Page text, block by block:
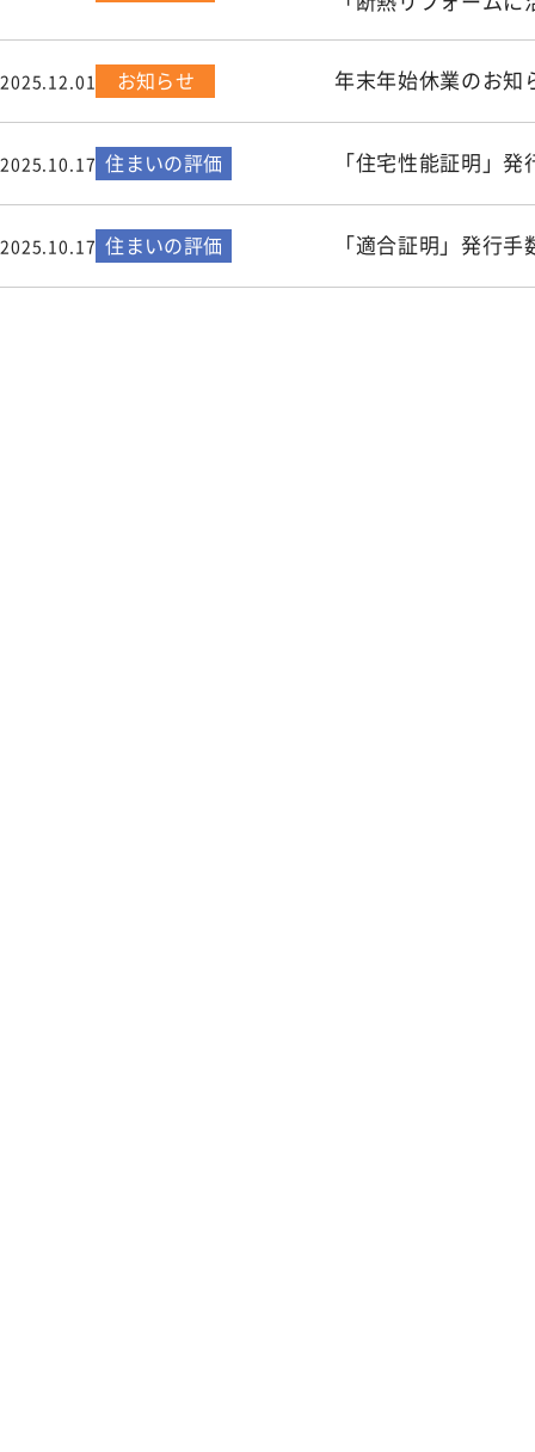
2025.12.01 お知らせ 年末年始休業のお知
2025.10.17 住まいの評価 「住宅性能証明」
2025.10.17 住まいの評価 「適合証明」発行